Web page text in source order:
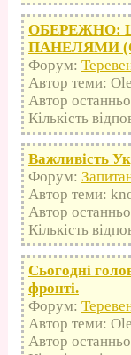
ОБЕРЕЖНО:
ПАНЕЛЯМИ
Форум:
Автор теми:
Автор
Кількість
Важливість
Форум:
Автор теми:
Автор
Кількість
Сьогодні
фронті.
Форум:
Автор теми:
Автор